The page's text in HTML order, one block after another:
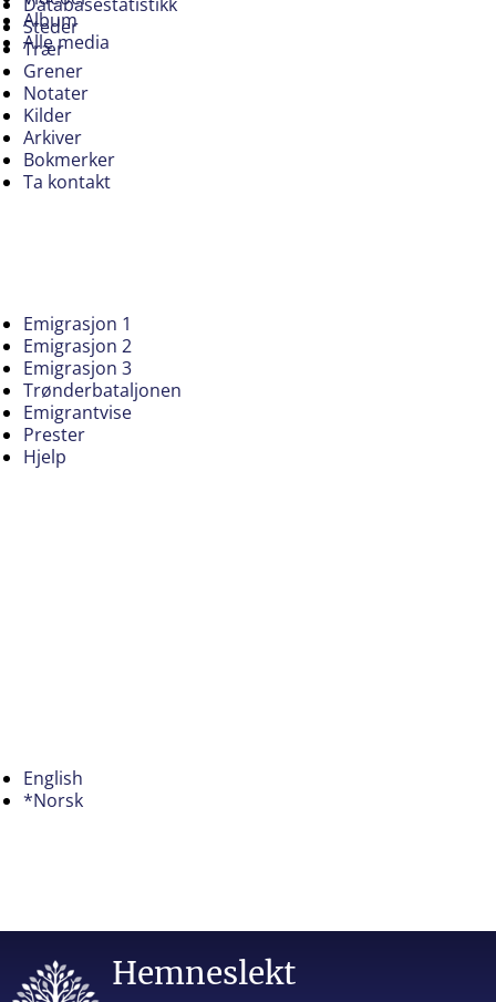
Album
Alle media
Steder
Trær
Grener
Notater
Kilder
Arkiver
Bokmerker
Ta kontakt
Emigrasjon 1
Emigrasjon 2
Emigrasjon 3
Trønderbataljonen
Emigrantvise
Prester
Hjelp
English
*Norsk
Hemneslekt